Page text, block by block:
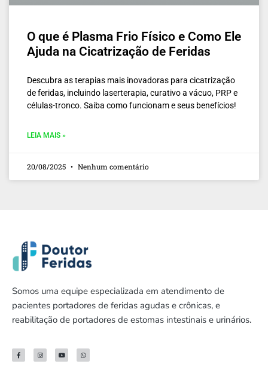
O que é Plasma Frio Físico e Como Ele
Ajuda na Cicatrização de Feridas
Descubra as terapias mais inovadoras para cicatrização
de feridas, incluindo laserterapia, curativo a vácuo, PRP e
células-tronco. Saiba como funcionam e seus benefícios!
LEIA MAIS »
20/08/2025 Nenhum comentário
Somos uma equipe especializada em atendimento de
pacientes portadores de feridas agudas e crônicas, e
reabilitação de portadores de estomas intestinais e urinários.